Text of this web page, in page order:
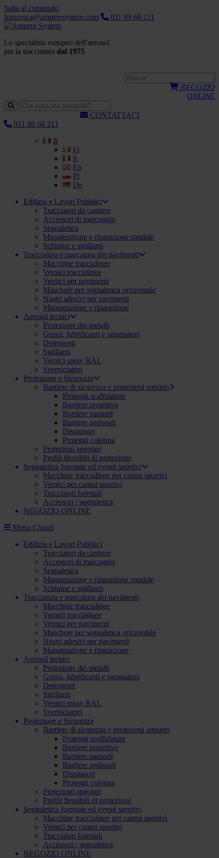
Salta al contenuto
francesca@amperesystem.com
011 89 68 211
Lo specialista europeo dell'aerosol
per la tracciatura dal 1975
NEGOZIO
ONLINE
CONTATTACI
011 89 68 211
It
Fr
It
En
Pl
De
Edilizia e Lavori Pubblici
Tracciatori da cantiere
Accessori di marcaggio
Segnaletica
Manutenzione e riparazione stradale
Schiume e sigillanti
Tracciatura e marcatura dei pavimenti
Macchine traccialinee
Vernici traccialinee
Vernici per pavimenti
Maschere per segnaletica orizzontale
Nastri adesivi per pavimenti
Manutenzione e riparazione
Aerosol tecnici
Protezione dei metalli
Grassi, lubrificanti e sgrassatori
Detergenti
Sigillanti
Vernici spray RAL
Sverniciatori
Protezione e Sicurezza
Barriere di sicurezza e protezioni antiurto
Proteggi scaffalature
Barriere protettive
Barriere paraurti
Barriere pedonali
Dissuasori
Proteggi colonna
Protezioni angolari
Profili flessibili di protezione
Segnaletica forestale ed eventi sportivi
Macchine traccialinee per campi sportivi
Vernici per campi sportivi
Tracciatori forestali
Accessori / segnaletica
NEGOZIO ONLINE
Menu Chiudi
Edilizia e Lavori Pubblici
Tracciatori da cantiere
Accessori di marcaggio
Segnaletica
Manutenzione e riparazione stradale
Schiume e sigillanti
Tracciatura e marcatura dei pavimenti
Macchine traccialinee
Vernici traccialinee
Vernici per pavimenti
Maschere per segnaletica orizzontale
Nastri adesivi per pavimenti
Manutenzione e riparazione
Aerosol tecnici
Protezione dei metalli
Grassi, lubrificanti e sgrassatori
Detergenti
Sigillanti
Vernici spray RAL
Sverniciatori
Protezione e Sicurezza
Barriere di sicurezza e protezioni antiurto
Proteggi scaffalature
Barriere protettive
Barriere paraurti
Barriere pedonali
Dissuasori
Proteggi colonna
Protezioni angolari
Profili flessibili di protezione
Segnaletica forestale ed eventi sportivi
Macchine traccialinee per campi sportivi
Vernici per campi sportivi
Tracciatori forestali
Accessori / segnaletica
NEGOZIO ONLINE